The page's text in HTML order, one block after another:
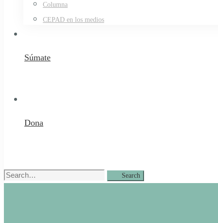
Columna
CEPAD en los medios
Súmate
Dona
Search
Search